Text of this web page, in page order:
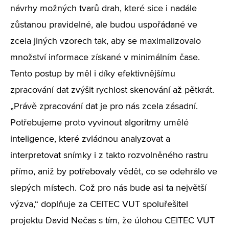
návrhy možných tvarů drah, které sice i nadále
zůstanou pravidelné, ale budou uspořádané ve
zcela jiných vzorech tak, aby se maximalizovalo
množství informace získané v minimálním čase.
Tento postup by měl i díky efektivnějšímu
zpracování dat zvýšit rychlost skenování až pětkrát.
„Právě zpracování dat je pro nás zcela zásadní.
Potřebujeme proto vyvinout algoritmy umělé
inteligence, které zvládnou analyzovat a
interpretovat snímky i z takto rozvolněného rastru
přímo, aniž by potřebovaly vědět, co se odehrálo ve
slepých místech. Což pro nás bude asi ta největší
výzva,“ doplňuje za CEITEC VUT spoluřešitel
projektu David Nečas s tím, že úlohou CEITEC VUT